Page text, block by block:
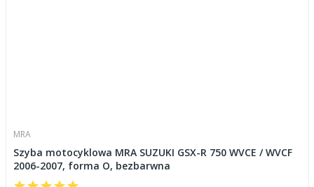
MRA
Szyba motocyklowa MRA SUZUKI GSX-R 750 WVCE / WVCF
2006-2007, forma O, bezbarwna